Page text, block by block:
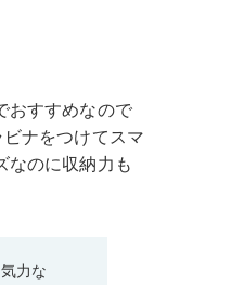
おすすめなので
ナをつけてスマ
なのに収納力も
力な